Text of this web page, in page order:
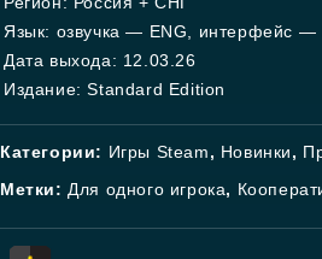
Язык: озвучка — ENG, интерфейс —
Дата выхода: 12.03.26
Издание: Standard Edition
Категории: Игры Steam, Новинки,
Метки: Для одного игрока,